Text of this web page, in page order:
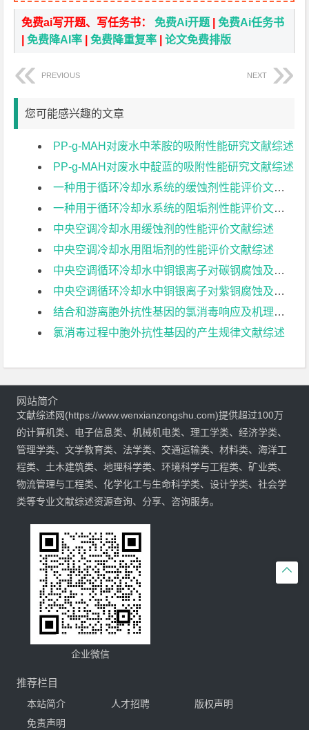
免费ai写开题、写任务书：免费Ai开题 |免费Ai任务书
|免费降AI率 |免费降重复率 |论文免费排版
PREVIOUS NEXT
您可能感兴趣的文章
PP-g-MAH对废水中苯胺的吸附性能研究文献综述
PP-g-MAH对废水中靛蓝的吸附性能研究文献综述
一种用于循环冷却水系统的缓蚀剂性能评价文献综述
一种用于循环冷却水系统的阻垢剂性能评价文献综述
中央空调冷却水用缓蚀剂的性能评价文献综述
中央空调冷却水用阻垢剂的性能评价文献综述
中央空调循环冷却水中铜银离子对碳钢腐蚀及电化学保护的影响研究文献综述
中央空调循环冷却水中铜银离子对紫铜腐蚀及电化学保护的影响研究文献综述
结合和游离胞外抗性基因的氯消毒响应及机理文献综述
氯消毒过程中胞外抗性基因的产生规律文献综述

网站简介
文献综述网(https://www.wenxianzongshu.com)提供超过100万
的计算机类、电子信息类、机械机电类、理工学类、经济学类、
管理学类、文学教育类、法学类、交通运输类、材料类、海洋工
程类、土木建筑类、地理科学类、环境科学与工程类、矿业类、
物流管理与工程类、化学化工与生命科学类、设计学类、社会学
类等专业文献综述资源查询、分享、咨询服务。
企业微信
推荐栏目
本站简介 人才招聘
版权声明
免责声明